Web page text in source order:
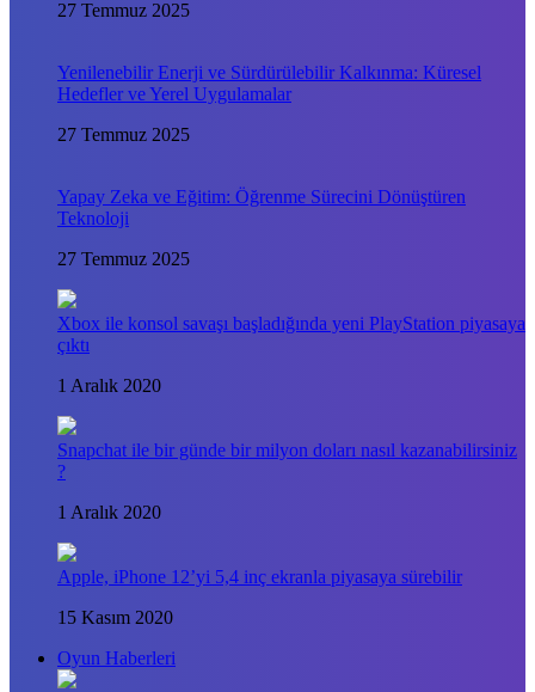
27 Temmuz 2025
Yenilenebilir Enerji ve Sürdürülebilir Kalkınma: Küresel
Hedefler ve Yerel Uygulamalar
27 Temmuz 2025
Yapay Zeka ve Eğitim: Öğrenme Sürecini Dönüştüren
Teknoloji
27 Temmuz 2025
Xbox ile konsol savaşı başladığında yeni PlayStation piyasaya
çıktı
1 Aralık 2020
Snapchat ile bir günde bir milyon doları nasıl kazanabilirsiniz
?
1 Aralık 2020
Apple, iPhone 12’yi 5,4 inç ekranla piyasaya sürebilir
15 Kasım 2020
Oyun Haberleri